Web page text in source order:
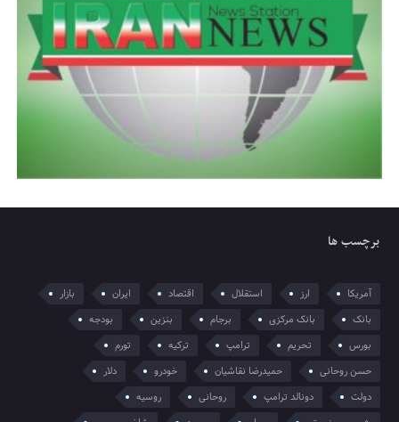
برچسب ها
آمریکا ارز استقلال اقتصاد ایران
بازار
بانک
بانک مرکزی برجام بنزین
بودجه
بورس
تحریم ترامپ ترکیه
تورم
حسن روحانی
حمیدرضا نقاشیان خودرو
دلار
دولت
دونالد ترامپ روحانی
روسیه